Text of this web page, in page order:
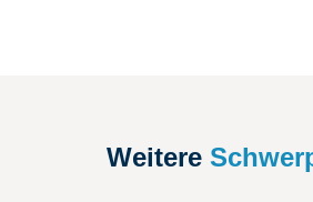
Weitere